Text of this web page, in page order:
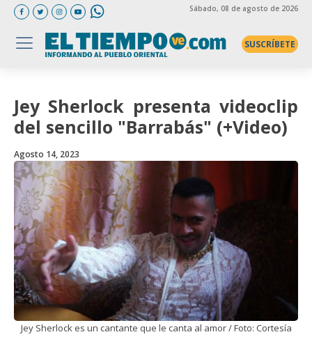
Sábado, 08 de agosto de 2026
SUSCRÍBETE
Jey Sherlock presenta videoclip
del sencillo "Barrabás" (+Video)
Agosto 14, 2023
Jey Sherlock es un cantante que le canta al amor / Foto: Cortesía